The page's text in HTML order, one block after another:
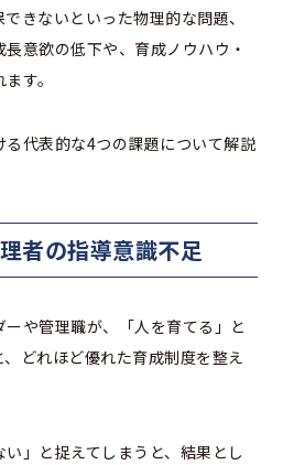
きないといった物理的な問題、
意欲の低下や、育成ノウハウ・
す。
代表的な4つの課題について解説
者の指導意識不足
や管理職が、「人を育てる」と
どれほど優れた育成制度を整え
」と捉えてしまうと、結果とし